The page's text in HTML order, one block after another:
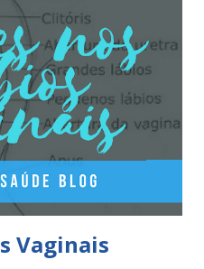
2 mg de valerato de
e 3 mg de dienogest 2
contêm 1 mg de valerato
2 comprimidos brancos
ao período de pausa).
hidratada, amido de
Vaginais